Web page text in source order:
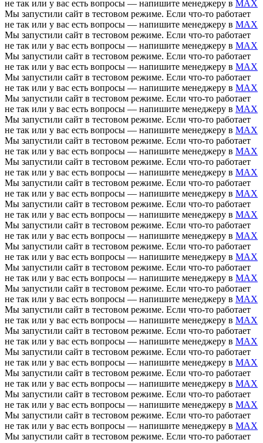
не так или у вас есть вопросы — напишите менеджеру в MAX
Мы запустили сайт в тестовом режиме. Если что-то работает
не так или у вас есть вопросы — напишите менеджеру в MAX
Мы запустили сайт в тестовом режиме. Если что-то работает
не так или у вас есть вопросы — напишите менеджеру в MAX
Мы запустили сайт в тестовом режиме. Если что-то работает
не так или у вас есть вопросы — напишите менеджеру в MAX
Мы запустили сайт в тестовом режиме. Если что-то работает
не так или у вас есть вопросы — напишите менеджеру в MAX
Мы запустили сайт в тестовом режиме. Если что-то работает
не так или у вас есть вопросы — напишите менеджеру в MAX
Мы запустили сайт в тестовом режиме. Если что-то работает
не так или у вас есть вопросы — напишите менеджеру в MAX
Мы запустили сайт в тестовом режиме. Если что-то работает
не так или у вас есть вопросы — напишите менеджеру в MAX
Мы запустили сайт в тестовом режиме. Если что-то работает
не так или у вас есть вопросы — напишите менеджеру в MAX
Мы запустили сайт в тестовом режиме. Если что-то работает
не так или у вас есть вопросы — напишите менеджеру в MAX
Мы запустили сайт в тестовом режиме. Если что-то работает
не так или у вас есть вопросы — напишите менеджеру в MAX
Мы запустили сайт в тестовом режиме. Если что-то работает
не так или у вас есть вопросы — напишите менеджеру в MAX
Мы запустили сайт в тестовом режиме. Если что-то работает
не так или у вас есть вопросы — напишите менеджеру в MAX
Мы запустили сайт в тестовом режиме. Если что-то работает
не так или у вас есть вопросы — напишите менеджеру в MAX
Мы запустили сайт в тестовом режиме. Если что-то работает
не так или у вас есть вопросы — напишите менеджеру в MAX
Мы запустили сайт в тестовом режиме. Если что-то работает
не так или у вас есть вопросы — напишите менеджеру в MAX
Мы запустили сайт в тестовом режиме. Если что-то работает
не так или у вас есть вопросы — напишите менеджеру в MAX
Мы запустили сайт в тестовом режиме. Если что-то работает
не так или у вас есть вопросы — напишите менеджеру в MAX
Мы запустили сайт в тестовом режиме. Если что-то работает
не так или у вас есть вопросы — напишите менеджеру в MAX
Мы запустили сайт в тестовом режиме. Если что-то работает
не так или у вас есть вопросы — напишите менеджеру в MAX
Мы запустили сайт в тестовом режиме. Если что-то работает
не так или у вас есть вопросы — напишите менеджеру в MAX
Мы запустили сайт в тестовом режиме. Если что-то работает